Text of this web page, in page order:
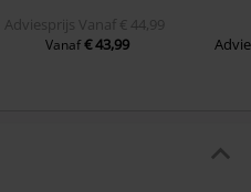
Adviesprijs Vanaf € 44,99
Vanaf€ 43,99